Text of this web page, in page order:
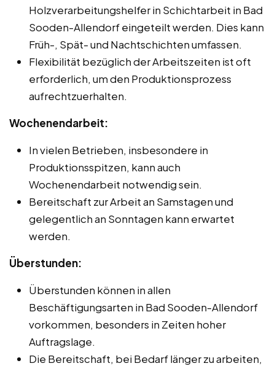
Holzverarbeitungshelfer in Schichtarbeit in Bad
Sooden-Allendorf eingeteilt werden. Dies kann
Früh-, Spät- und Nachtschichten umfassen.
Flexibilität bezüglich der Arbeitszeiten ist oft
erforderlich, um den Produktionsprozess
aufrechtzuerhalten.
Wochenendarbeit:
In vielen Betrieben, insbesondere in
Produktionsspitzen, kann auch
Wochenendarbeit notwendig sein.
Bereitschaft zur Arbeit an Samstagen und
gelegentlich an Sonntagen kann erwartet
werden.
Überstunden:
Überstunden können in allen
Beschäftigungsarten in Bad Sooden-Allendorf
vorkommen, besonders in Zeiten hoher
Auftragslage.
Die Bereitschaft, bei Bedarf länger zu arbeiten,